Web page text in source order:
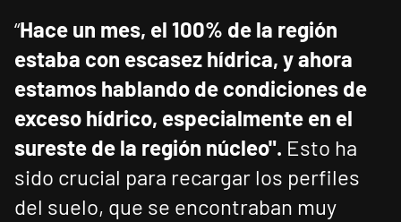
“Hace un mes, el 100% de la región
estaba con escasez hídrica, y ahora
estamos hablando de condiciones de
exceso hídrico, especialmente en el
sureste de la región núcleo". Esto ha
sido crucial para recargar los perfiles
del suelo, que se encontraban muy